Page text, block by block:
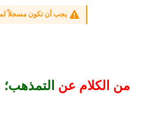
يجب أن تكون مسجلاً
من الكلام عن التمذهب؛